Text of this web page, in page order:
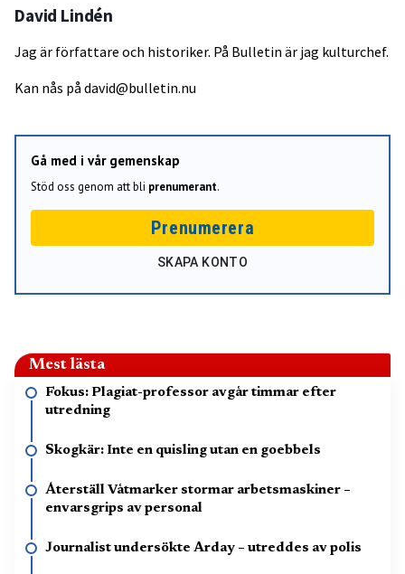
David Lindén
Jag är författare och historiker. På Bulletin är jag kulturchef.
Kan nås på david@bulletin.nu
Gå med i vår gemenskap
Stöd oss genom att bli prenumerant.
Prenumerera
SKAPA KONTO
Mest lästa
Fokus: Plagiat-professor avgår timmar efter
utredning
Skogkär: Inte en quisling utan en goebbels
Återställ Våtmarker stormar arbetsmaskiner –
envarsgrips av personal
Journalist undersökte Arday – utreddes av polis